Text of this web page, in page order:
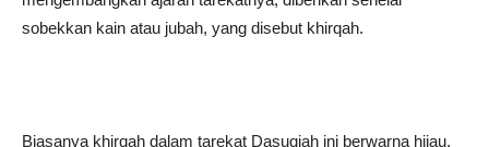
sobekkan kain atau jubah, yang disebut khirqah.
Biasanya khirqah dalam tarekat Dasuqiah ini berwarna hijau.